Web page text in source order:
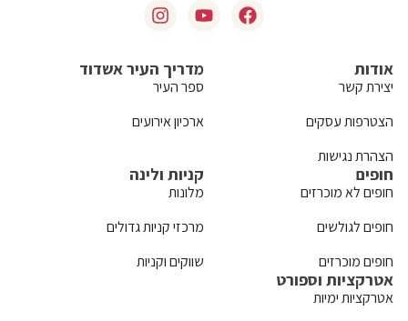
אודות
יצירת קשר
הצטרפות עסקים
הצהרת נגישות
מדריך העיר אשדוד
ספר העיר
ארכיון אירועים
חופים
חופים לא מוכרזים
חופים לגולשים
חופים מוכרזים
קניות ולינה
מלונות
מרכזי קניות גדולים
שווקים וקניות
אטרקציות וספורט
אטרקציות ימיות